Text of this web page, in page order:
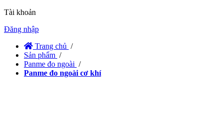
Tài khoản
Đăng nhập
Trang chủ /
Sản phẩm /
Panme đo ngoài /
Panme đo ngoài cơ khí